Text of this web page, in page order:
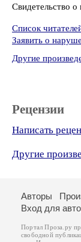
Свидетельство
Список
Заявить о
Другие
Рецензии
Написать
Другие
Авторы
Вход для
Портал Проза.ру
свободной